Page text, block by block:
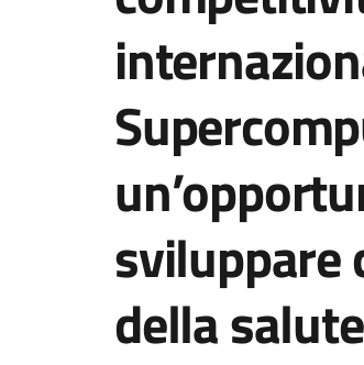
sviluppare
della